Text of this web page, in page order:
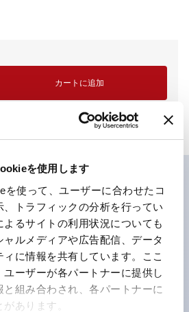
を使用します
を使って、ユーザーに合わせたコ
、トラフィックの分析を行ってい
よるサイトの利用状況についても
ルメディアや広告配信、データ
に情報を共有しています。ここ
ーザーが各パートナーに提供し
組み合わされ、各パートナーに
あります。
カートに追加
下左右に頻繁に方向転換させると
由自在にコントロールすることが
用途に合わせて組み合わせ自由